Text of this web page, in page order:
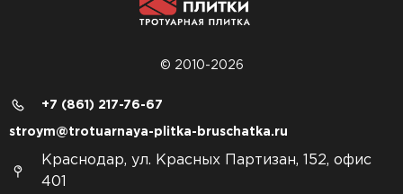
© 2010-2026
+7 (861) 217-76-67
stroym@trotuarnaya-plitka-bruschatka.ru
Краснодар, ул. Красных Партизан, 152, офис
401